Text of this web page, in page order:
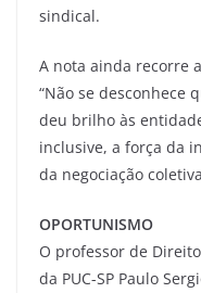
sindical.
A nota ainda recorre
“Não se desconhece
deu brilho às
inclusive, a força da
da negociação
OPORTUNISMO
O professor de
da PUC-SP Paulo